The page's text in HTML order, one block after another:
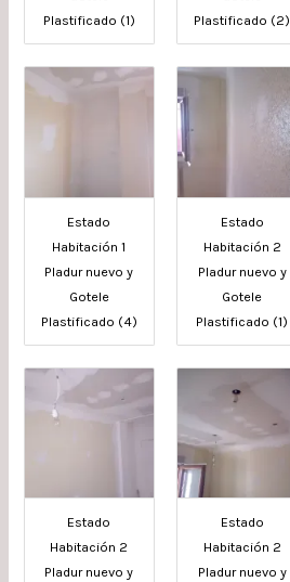
Plastificado (1)
Plastificado (2)
Estado
Habitación 1
Pladur nuevo y
Gotele
Plastificado (4)
Estado
Habitación 2
Pladur nuevo y
Gotele
Plastificado (1)
Estado
Habitación 2
Pladur nuevo y
Estado
Habitación 2
Pladur nuevo y